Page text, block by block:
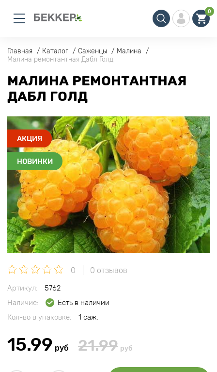
0
Главная Каталог Саженцы
Малина
Малина ремонтантная Дабл Голд
МАЛИНА РЕМОНТАНТНАЯ
ДАБЛ ГОЛД
АКЦИЯ
НОВИНКИ
0 0 отзывов
Артикул:
5762
Наличие:
Есть в наличии
Кол-во в упаковке:
1 саж.
15.99 руб 21.99 руб